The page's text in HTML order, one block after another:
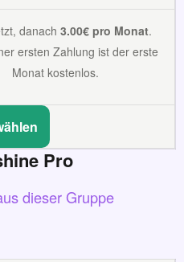
danach 3.00€ pro Monat.
ersten Zahlung ist der erste
Monat kostenlos.
Pro
dieser Gruppe